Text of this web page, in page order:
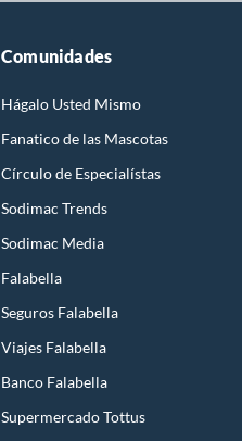
Comunidades
Hágalo Usted Mismo
Fanatico de las Mascotas
Círculo de Especialístas
Sodimac Trends
Sodimac Media
Falabella
Seguros Falabella
Viajes Falabella
Banco Falabella
Supermercado Tottus